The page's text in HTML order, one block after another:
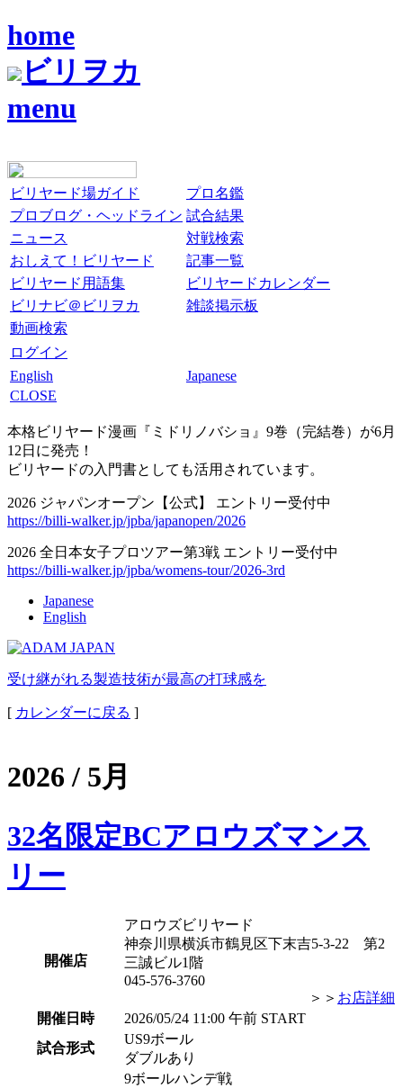
home
ビリヲカ
menu
ビリヤード場ガイド
プロ名鑑
プロブログ・ヘッドライン 試合結果
ニュース
対戦検索
おしえて！ビリヤード
記事一覧
ビリヤード用語集
ビリヤードカレンダー
ビリナビ＠ビリヲカ
雑談掲示板
動画検索
ログイン
English
Japanese
CLOSE
本格ビリヤード漫画『ミドリノバショ』9巻（完結巻）が6月
12日に発売！
ビリヤードの入門書としても活用されています。
2026 ジャパンオープン【公式】 エントリー受付中
https://billi-walker.jp/jpba/japanopen/2026
2026 全日本女子プロツアー第3戦 エントリー受付中
https://billi-walker.jp/jpba/womens-tour/2026-3rd
Japanese
English
受け継がれる製造技術が最高の打球感を
[ カレンダーに戻る ]
2026 / 5月
32名限定BCアロウズマンス
リー
開催店
アロウズビリヤード
神奈川県横浜市鶴見区下末吉5-3-22 第2
三誠ビル1階
045-576-3760
＞＞ お店詳細
開催日時
2026/05/24 11:00 午前 START
試合形式
US9ボール
ダブルあり
9ボールハンデ戦